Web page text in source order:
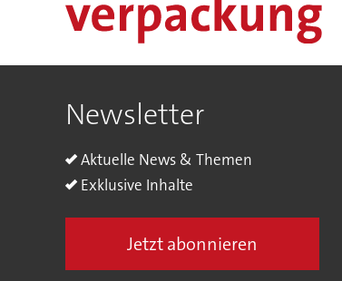
Newsletter
Aktuelle News & Themen
Exklusive Inhalte
Jetzt abonnieren